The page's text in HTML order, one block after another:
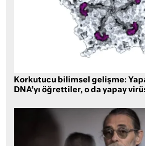
Korkutucu bilimsel gelişme:
DNA’yı öğrettiler, o da yapay